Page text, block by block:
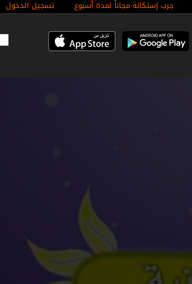
جرب إستكانة مجاناً لمدة أسبوع تسجيل الدخول